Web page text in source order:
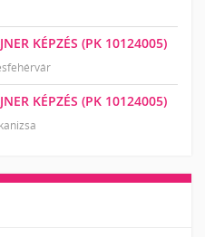
KÉPZÉS (PK 10124005)
KÉPZÉS (PK 10124005)